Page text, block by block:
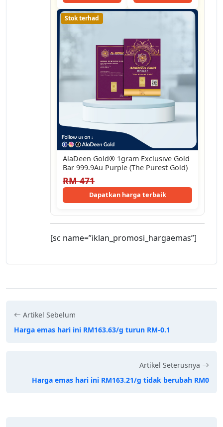
Stok terhad
AlaDeen Gold®️ 1gram Exclusive Gold
Bar 999.9Au Purple (The Purest Gold)
RM 471
Dapatkan harga terbaik
[sc name=”iklan_promosi_hargaemas”]
Artikel Sebelum
Harga emas hari ini RM163.63/g turun RM-0.1
Artikel Seterusnya
Harga emas hari ini RM163.21/g tidak berubah RM0